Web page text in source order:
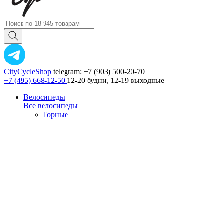
CityCycleShop telegram: +7 (903) 500-20-70
+7 (495) 668-12-50 12-20 будни, 12-19 выходные
Велосипеды
Все велосипеды
Горные